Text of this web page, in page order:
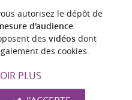
Pyrénées
de montagne
La Cascade d'Ars
La cascade d’Ars
autorisez le dépôt de
d'audience.
des vidéosdont
des cookies.
PLUS